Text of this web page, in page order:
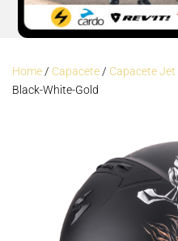
Home/ Capacete/ Capacete Jet
Black-White-Gold